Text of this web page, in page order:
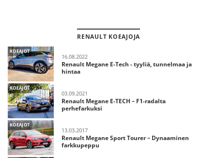
RENAULT KOEAJOJA
KOEAJOT
16.08.2022
Renault Megane E-Tech - tyyliä, tunnelmaa ja
hintaa
KOEAJOT
03.09.2021
Renault Megane E-TECH – F1-radalta
perhefarkuksi
KOEAJOT
13.03.2017
Renault Megane Sport Tourer – Dynaaminen
farkkupeppu